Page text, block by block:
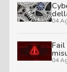
04
Fail
04